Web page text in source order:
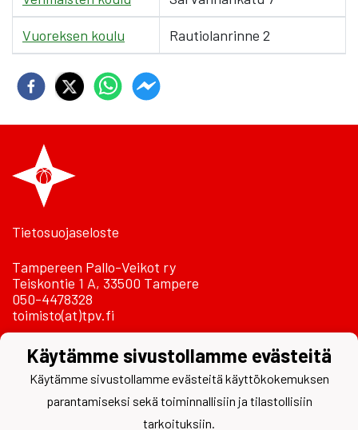
Vuoreksen koulu Rautiolanrinne 2
Tietosuojaseloste
Tampereen Pallo-Veikot ry
Teiskontie 1 A, 33500 Tampere
050-4478328
toimisto(at)tpv.fi
Laskutustiedot
Käytämme sivustollamme evästeitä
Käytämme sivustollamme evästeitä käyttökokemuksen
parantamiseksi sekä toiminnallisiin ja tilastollisiin
tarkoituksiin.